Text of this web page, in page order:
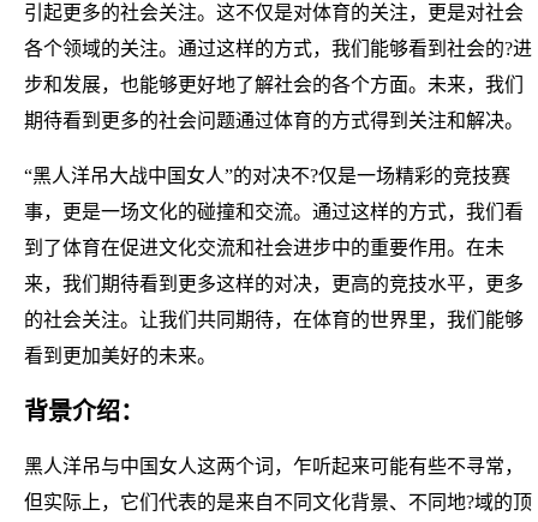
引起更多的社会关注。这不仅是对体育的关注，更是对社会
各个领域的关注。通过这样的方式，我们能够看到社会的?进
步和发展，也能够更好地了解社会的各个方面。未来，我们
期待看到更多的社会问题通过体育的方式得到关注和解决。
“黑人洋吊大战中国女人”的对决不?仅是一场精彩的竞技赛
事，更是一场文化的碰撞和交流。通过这样的方式，我们看
到了体育在促进文化交流和社会进步中的重要作用。在未
来，我们期待看到更多这样的对决，更高的竞技水平，更多
的社会关注。让我们共同期待，在体育的世界里，我们能够
看到更加美好的未来。
背景介绍：
黑人洋吊与中国女人这两个词，乍听起来可能有些不寻常，
但实际上，它们代表的是来自不同文化背景、不同地?域的顶